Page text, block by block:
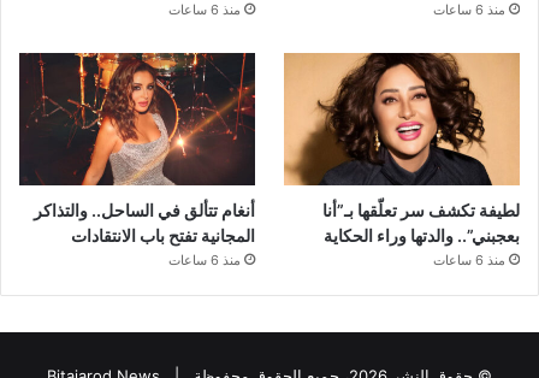
منذ 6 ساعات منذ 6 ساعات
لطيفة تكشف سر تعلّقها بـ”أنا
بعجبني”.. والدتها وراء الحكاية
منذ 6 ساعات
أنغام تتألق في الساحل.. والتذاكر
المجانية تفتح باب الانتقادات
منذ 6 ساعات